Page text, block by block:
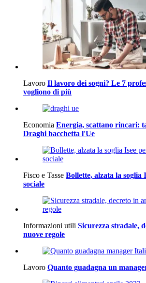
Lavoro Il lavoro dei sogni? Le 7
vogliono di più
Economia Energia, scattano rincari:
Draghi bacchetta l'Ue
Fisco e Tasse Bollette, alzata la soglia
sociale
Informazioni utili Sicurezza stradale,
nuove regole
Lavoro Quanto guadagna un